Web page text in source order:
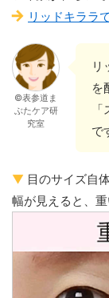
リッドキララ
©表参道ま
ぶたケア研
究室
リ
を
で
▼ 目のサイズ自
幅が見えると、